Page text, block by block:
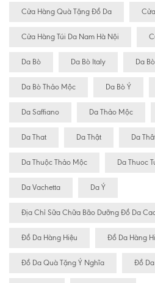
Cửa Hàng Quà Tặng Đồ Da
Cửa Hàng Túi Da Nam Hà Nội
Da Bò Da Bò Italy Da
Da Bò Thảo Mộc Da Bò Ý
Da Saffiano Da Thảo Mộc
Da That Da Thật Da
Da Thuộc Thảo Mộc Da Thuoc
Da Vachetta Da Ý
Địa Chỉ Sữa Chữa Bão Dưỡng Đồ Da
Đồ Da Hàng Hiệu Đồ Da Hàng
Đồ Da Quà Tặng Ý Nghĩa Đồ